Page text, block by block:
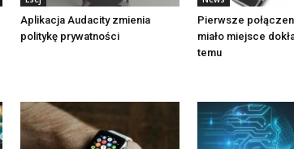
Aplikacja Audacity zmienia
politykę prywatności
Pierwsze
miało miejsce
temu